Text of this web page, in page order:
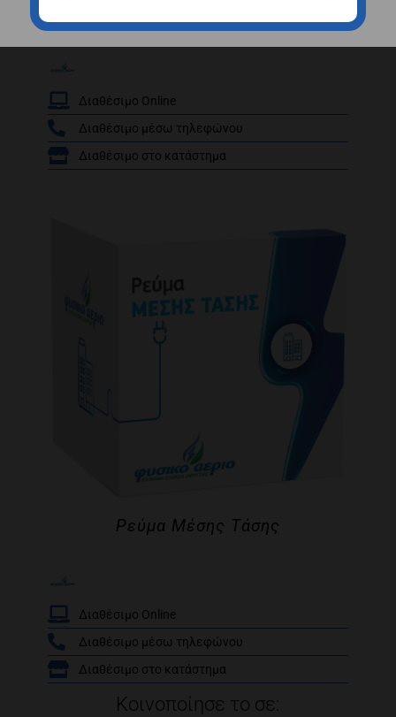
/
Διαθέσιμο Online
Διαθέσιμο μέσω τηλεφώνου
Διαθέσιμο στο κατάστημα
/
Ρεύμα Μέσης Τάσης
Διαθέσιμο Online
Διαθέσιμο μέσω τηλεφώνου
Διαθέσιμο στο κατάστημα
Κοινοποίησε το σε: